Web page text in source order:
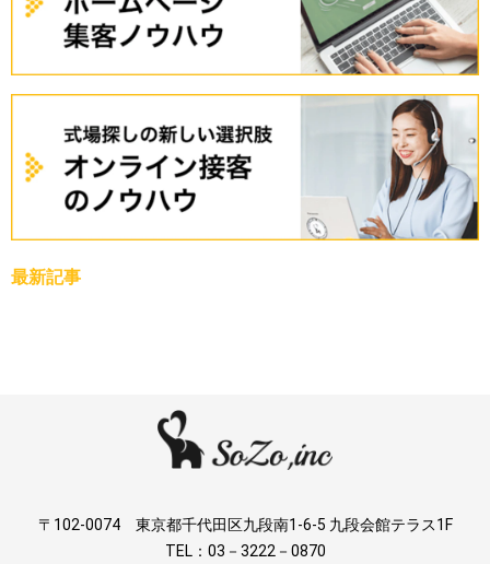
最新記事
〒102-0074 東京都千代田区九段南1-6-5 九段会館テラス1F
TEL：03－3222－0870